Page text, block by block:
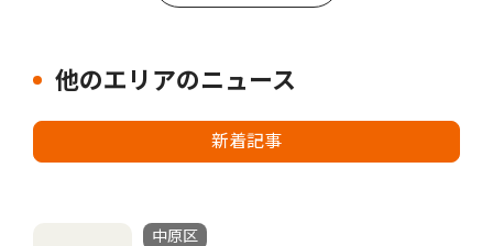
他のエリアのニュース
新着記事
中原区